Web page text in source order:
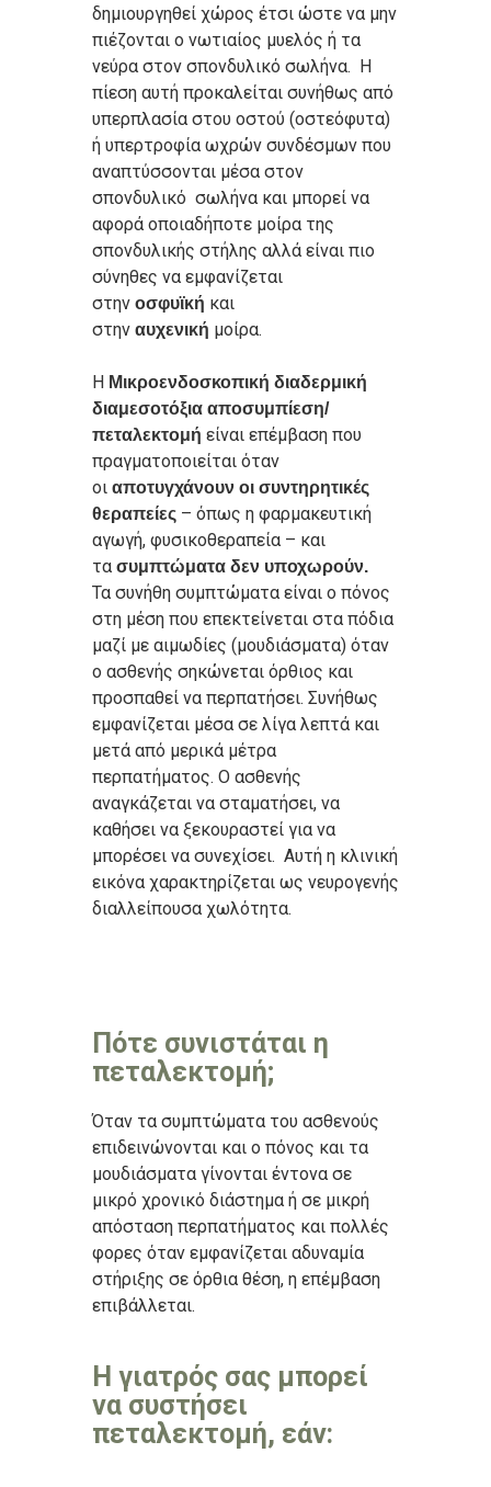
δημιουργηθεί χώρος έτσι ώστε να μην
πιέζονται ο νωτιαίος μυελός ή τα
νεύρα στον σπονδυλικό σωλήνα. Η
πίεση αυτή προκαλείται συνήθως από
υπερπλασία στου οστού (οστεόφυτα)
ή υπερτροφία ωχρών συνδέσμων που
αναπτύσσονται μέσα στον
σπονδυλικό σωλήνα και μπορεί να
αφορά οποιαδήποτε μοίρα της
σπονδυλικής στήλης αλλά είναι πιο
σύνηθες να εμφανίζεται
στην οσφυϊκή και
στην αυχενική μοίρα.
Η Μικροενδοσκοπική διαδερμική
διαμεσοτόξια αποσυμπίεση/
πεταλεκτομή είναι επέμβαση που
πραγματοποιείται όταν
οι αποτυγχάνουν οι συντηρητικές
θεραπείες – όπως η φαρμακευτική
αγωγή, φυσικοθεραπεία – και
τα συμπτώματα δεν υποχωρούν.
Τα συνήθη συμπτώματα είναι ο πόνος
στη μέση που επεκτείνεται στα πόδια
μαζί με αιμωδίες (μουδιάσματα) όταν
ο ασθενής σηκώνεται όρθιος και
προσπαθεί να περπατήσει. Συνήθως
εμφανίζεται μέσα σε λίγα λεπτά και
μετά από μερικά μέτρα
περπατήματος. Ο ασθενής
αναγκάζεται να σταματήσει, να
καθήσει να ξεκουραστεί για να
μπορέσει να συνεχίσει. Αυτή η κλινική
εικόνα χαρακτηρίζεται ως νευρογενής
διαλλείπουσα χωλότητα.
Πότε συνιστάται η
πεταλεκτομή;
Όταν τα συμπτώματα του ασθενούς
επιδεινώνονται και ο πόνος και τα
μουδιάσματα γίνονται έντονα σε
μικρό χρονικό διάστημα ή σε μικρή
απόσταση περπατήματος και πολλές
φορες όταν εμφανίζεται αδυναμία
στήριξης σε όρθια θέση, η επέμβαση
επιβάλλεται.
Η γιατρός σας μπορεί
να συστήσει
πεταλεκτομή, εάν: